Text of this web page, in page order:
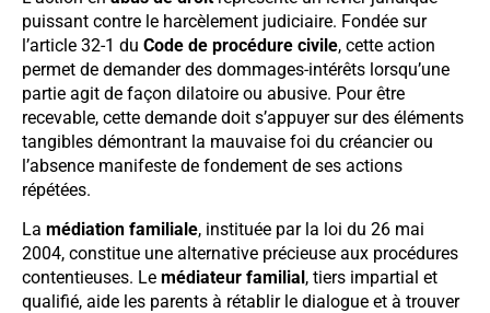
puissant contre le harcèlement judiciaire. Fondée sur
l’article 32-1 du Code de procédure civile, cette action
permet de demander des dommages-intérêts lorsqu’une
partie agit de façon dilatoire ou abusive. Pour être
recevable, cette demande doit s’appuyer sur des éléments
tangibles démontrant la mauvaise foi du créancier ou
l’absence manifeste de fondement de ses actions
répétées.
La médiation familiale, instituée par la loi du 26 mai
2004, constitue une alternative précieuse aux procédures
contentieuses. Le médiateur familial, tiers impartial et
qualifié, aide les parents à rétablir le dialogue et à trouver